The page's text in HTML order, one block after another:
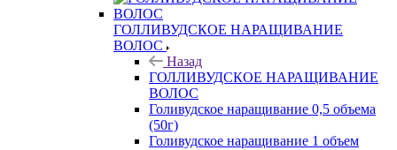
ГОЛЛИВУДСКОЕ НАРАЩИВАНИЕ
ВОЛОС
Назад
ГОЛЛИВУДСКОЕ НАРАЩИВАНИЕ
ВОЛОС
Голивудское наращивание 0,5 объема
(50г)
Голивудское наращивание 1 объем